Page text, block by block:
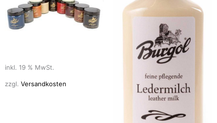
inkl. 19 % MwSt.
zzgl. Versandkosten